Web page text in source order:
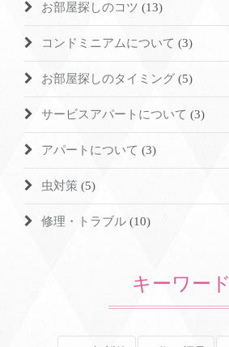
お部屋探しのコツ (13)
コンドミニアムについて (3)
お部屋探しのタイミング (5)
サービスアパートについて (3)
アパートについて (3)
虫対策 (5)
修理・トラブル (10)
キーワード